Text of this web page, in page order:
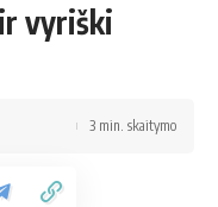
vyriški
3 min. skaitymo